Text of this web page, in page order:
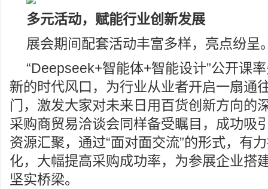
多元活动，赋能行业创新发展
展会期间配套活动丰富多样，亮点纷呈
“Deepseek+智能体+智能设计”公开课
新的时代风口，为行业从业者开启一扇通
门，激发大家对未来日用百货创新方向的
采购商贸易洽谈会同样备受瞩目，成功吸
资源汇聚，通过“面对面交流”的形式，有
化，大幅提高采购成功率，为参展企业搭
坚实桥梁。